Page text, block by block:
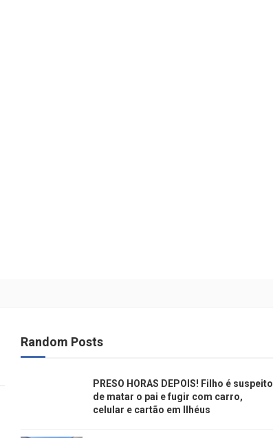
Random Posts
PRESO HORAS DEPOIS! Filho é suspeito
de matar o pai e fugir com carro,
celular e cartão em Ilhéus